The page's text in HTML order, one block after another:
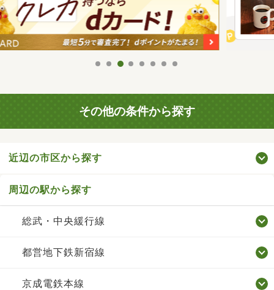
その他の条件から探す
近辺の市区から探す
周辺の駅から探す
総武・中央緩行線
都営地下鉄新宿線
京成電鉄本線